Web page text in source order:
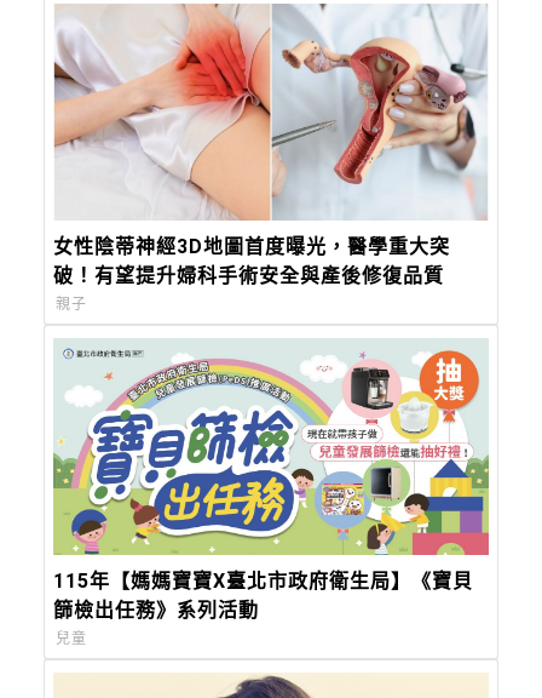
女性陰蒂神經3D地圖首度曝光，醫學重大突
破！有望提升婦科手術安全與產後修復品質
親子
115年【媽媽寶寶X臺北市政府衛生局】《寶貝
篩檢出任務》系列活動
兒童